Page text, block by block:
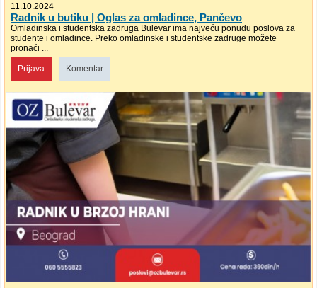
11.10.2024
Radnik u butiku | Oglas za omladince, Pančevo
Omladinska i studentska zadruga Bulevar ima najveću ponudu poslova za
studente i omladince. Preko omladinske i studentske zadruge možete
pronaći ...
Prijava Komentar